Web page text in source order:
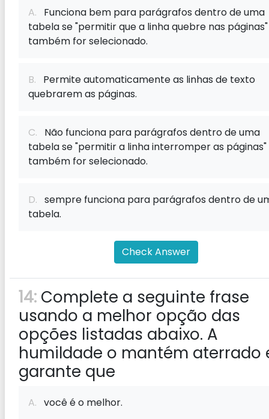
A. Funciona bem para parágrafos dentro de uma
tabela se "permitir que a linha quebre nas páginas"
também for selecionado.
B. Permite automaticamente as linhas de texto
quebrarem as páginas.
C. Não funciona para parágrafos dentro de uma
tabela se "permitir a linha interromper as páginas"
também for selecionado.
D. sempre funciona para parágrafos dentro de
tabela.
Check Answer
14: Complete a seguinte frase
usando a melhor opção das
opções listadas abaixo. A
humildade o mantém aterrado
garante que
A. você é o melhor.